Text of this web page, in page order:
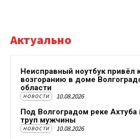
Актуально
Неисправный ноутбук привёл
возгоранию в доме
области
НОВОСТИ 10.08.2026
Под Волгоградом реке Ахтуба
труп мужчины
НОВОСТИ 10.08.2026